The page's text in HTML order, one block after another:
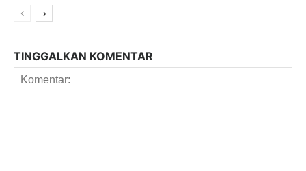
TINGGALKAN KOMENTAR